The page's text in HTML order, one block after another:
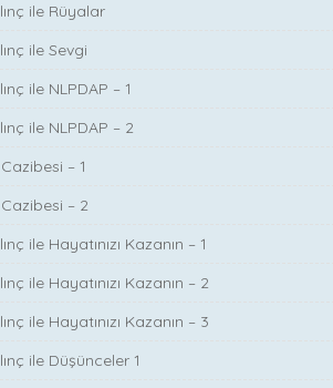
ile Rüyalar
ile Sevgi
ile NLPDAP – 1
ile NLPDAP – 2
– 1
– 2
ile Hayatınızı Kazanın – 1
ile Hayatınızı Kazanın – 2
ile Hayatınızı Kazanın – 3
ile Düşünceler 1